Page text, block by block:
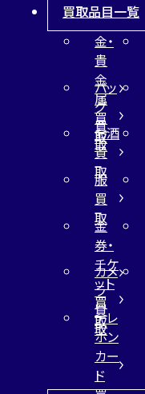
買取品目一覧
金・
貴
金
属
買
取
バッ
グ
買
取
お酒
買
取
服
買
取
金
券・
チケ
ット
買
取
カメ
ラ
買
取
テレ
ホン
カー
ド